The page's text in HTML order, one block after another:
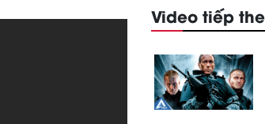
Video tiếp